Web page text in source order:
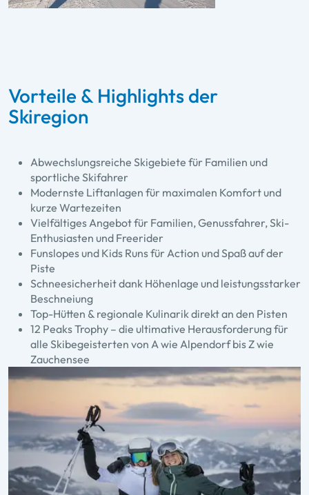
Vorteile & Highlights der
Skiregion
Abwechslungsreiche Skigebiete für Familien und
sportliche Skifahrer
Modernste Liftanlagen für maximalen Komfort und
kurze Wartezeiten
Vielfältiges Angebot für Familien, Genussfahrer, Ski-
Enthusiasten und Freerider
Funslopes und Kids Runs für Action und Spaß auf der
Piste
Schneesicherheit dank Höhenlage und leistungsstarker
Beschneiung
Top-Hütten & regionale Kulinarik direkt an den Pisten
12 Peaks Trophy – die ultimative Herausforderung für
alle Skibegeisterten von A wie Alpendorf bis Z wie
Zauchensee